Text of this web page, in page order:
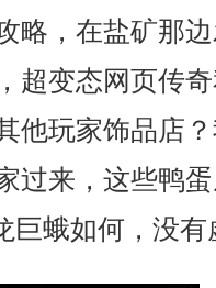
略，在盐矿那
超变态网页传
他玩家饰品店
来，这些鸭蛋
巨蛾如何，没